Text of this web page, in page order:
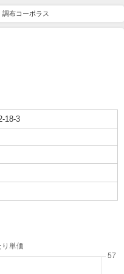
調布コーポラス
18-3